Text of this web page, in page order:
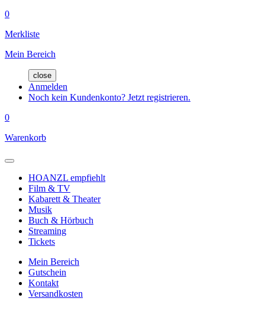
0
Merkliste
Mein Bereich
close
Anmelden
Noch kein Kundenkonto? Jetzt registrieren.
0
Warenkorb
HOANZL empfiehlt
Film & TV
Kabarett & Theater
Musik
Buch & Hörbuch
Streaming
Tickets
Mein Bereich
Gutschein
Kontakt
Versandkosten